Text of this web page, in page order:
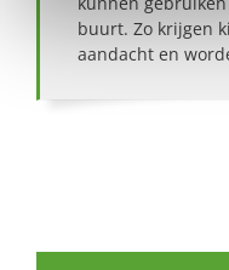
buurt. Zo krijgen
aandacht en